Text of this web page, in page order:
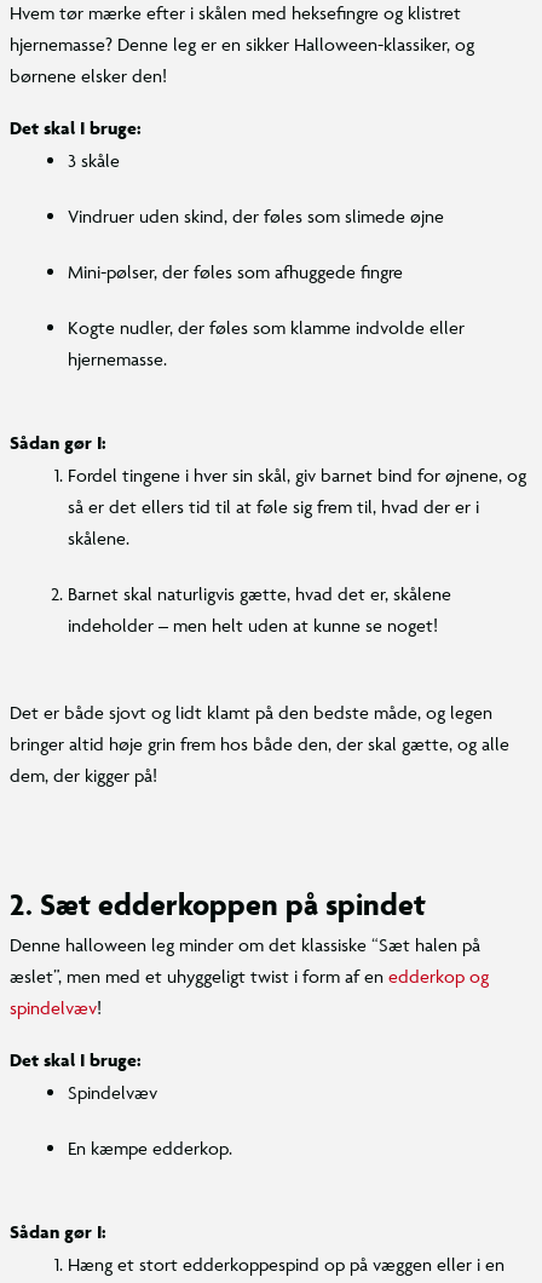
Hvem tør mærke efter i skålen med heksefingre og klistret
hjernemasse? Denne leg er en sikker Halloween-klassiker, og
børnene elsker den!
Det skal I bruge:
3 skåle
Vindruer uden skind, der føles som slimede øjne
Mini-pølser, der føles som afhuggede fingre
Kogte nudler, der føles som klamme indvolde eller
hjernemasse.
Sådan gør I:
Fordel tingene i hver sin skål, giv barnet bind for øjnene, og
så er det ellers tid til at føle sig frem til, hvad der er i
skålene.
Barnet skal naturligvis gætte, hvad det er, skålene
indeholder – men helt uden at kunne se noget!
Det er både sjovt og lidt klamt på den bedste måde, og legen
bringer altid høje grin frem hos både den, der skal gætte, og alle
dem, der kigger på!
2. Sæt edderkoppen på spindet
Denne halloween leg minder om det klassiske “Sæt halen på
æslet”, men med et uhyggeligt twist i form af en edderkop og
spindelvæv!
Det skal I bruge:
Spindelvæv
En kæmpe edderkop.
Sådan gør I:
Hæng et stort edderkoppespind op på væggen eller i en